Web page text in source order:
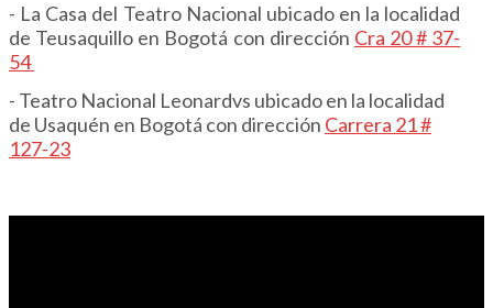
- La Casa del Teatro Nacional ubicado en la localidad
de Teusaquillo en Bogotá con dirección Cra 20 # 37-
54
- Teatro Nacional Leonardvs ubicado en la localidad
de Usaquén en Bogotá con dirección Carrera 21 #
127-23